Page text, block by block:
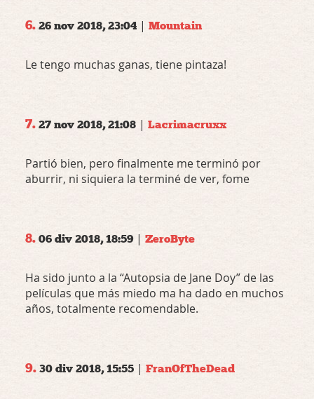
6. 26 nov 2018, 23:04 | Mountain
Le tengo muchas ganas, tiene pintaza!
7. 27 nov 2018, 21:08 | Lacrimacruxx
Partió bien, pero finalmente me terminó por
aburrir, ni siquiera la terminé de ver, fome
8. 06 div 2018, 18:59| ZeroByte
Ha sido junto a la “Autopsia de Jane Doy” de las
películas que más miedo ma ha dado en muchos
años, totalmente recomendable.
9. 30 div 2018, 15:55 | FranOfTheDead